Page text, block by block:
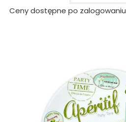
Ceny dostępne po zalogowaniu